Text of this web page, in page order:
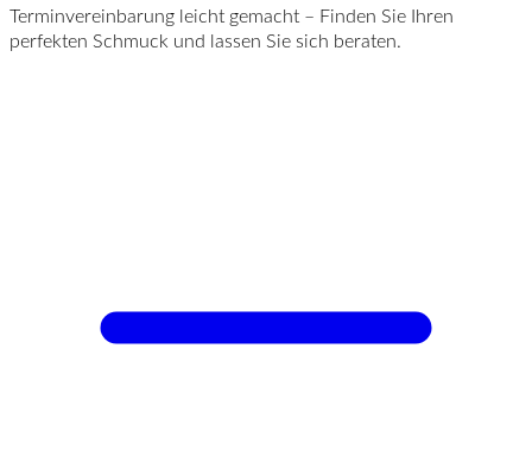
Terminvereinbarung leicht gemacht – Finden Sie Ihren
perfekten Schmuck und lassen Sie sich beraten.